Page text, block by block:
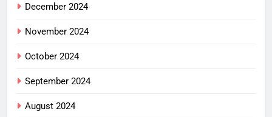
December 2024
November 2024
October 2024
September 2024
August 2024